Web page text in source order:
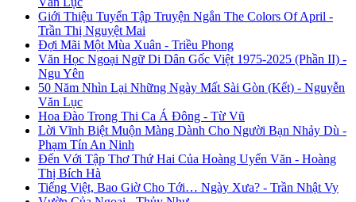
Giới Thiệu Tuyển Tập Truyện Ngắn The Colors Of April -
Trần Thị Nguyệt Mai
Đợi Mãi Một Mùa Xuân - Triều Phong
Văn Học Ngoại Ngữ Di Dân Gốc Việt 1975-2025 (Phần II) -
Ngu Yên
50 Năm Nhìn Lại Những Ngày Mất Sài Gòn (Kết) - Nguyễn
Văn Lục
Hoa Đào Trong Thi Ca Á Đông - Từ Vũ
Lời Vĩnh Biệt Muộn Màng Dành Cho Người Bạn Nhảy Dù -
Phạm Tín An Ninh
Đến Với Tập Thơ Thứ Hai Của Hoàng Uyển Văn - Hoàng
Thị Bích Hà
Tiếng Việt, Bao Giờ Cho Tới… Ngày Xưa? - Trần Nhật Vy